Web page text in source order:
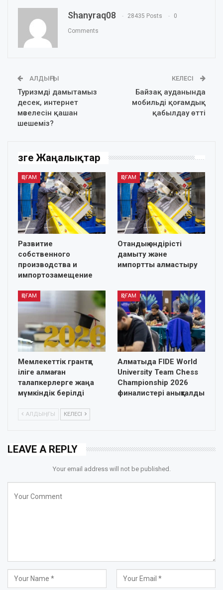
Shanyraq08 28435 Posts 0
Comments
АЛДЫҢҒЫ
Туризмді дамытамыз
десек, интернет
мәселесін қашан
шешеміз?
КЕЛЕСІ
Байзақ ауданында
мобильді қоғамдық
қабылдау өтті
Өзге Жаңалықтар
ҚОҒАМ
Развитие
собственного
производства и
импортозамещение
ҚОҒАМ
Отандық өндірісті
дамыту және
импортты алмастыру
ҚОҒАМ
Мемлекеттік грантқа
іліге алмаған
талапкерлерге жаңа
мүмкіндік берілді
ҚОҒАМ
Алматыда FIDE World
University Team Chess
Championship 2026
финалистері анықталды
АЛДЫҢҒЫ КЕЛЕСІ
LEAVE A REPLY
Your email address will not be published.